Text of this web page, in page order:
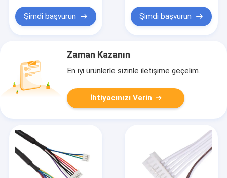
Şimdi başvurun Şimdi başvurun
Zaman Kazanın
En iyi ürünlerle sizinle iletişime geçelim.
İhtiyacınızı Verin